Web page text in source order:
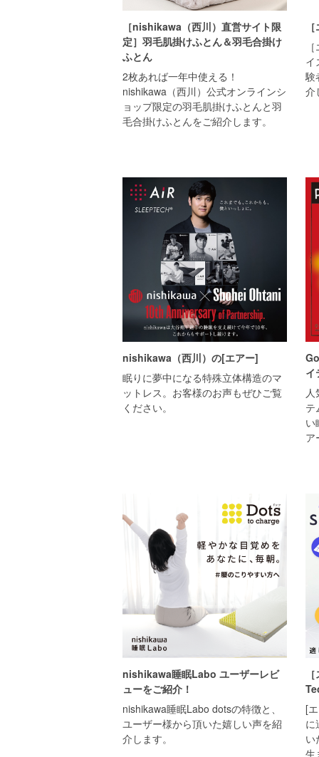
［nishikawa（西川）直営サイト限
定］羽毛肌掛けふとん＆羽毛合掛け
ふとん
2枚あれば一年中使える！
nishikawa（西川）公式オンラインシ
ョップ限定の羽毛肌掛けふとんと羽
毛合掛けふとんをご紹介します。
イ
験
介
nishikawa（西川）の[エアー]
眠りに夢中になる特殊立体構造のマ
ットレス。お客様のお声もぜひご覧
ください。
イ
人
テ
い
ア
nishikawa睡眠Labo ユーザーレビ
ューをご紹介！
nishikawa睡眠Labo dotsの特徴と、
ユーザー様から頂いた嬉しい声を紹
介します。
[
に
い
生